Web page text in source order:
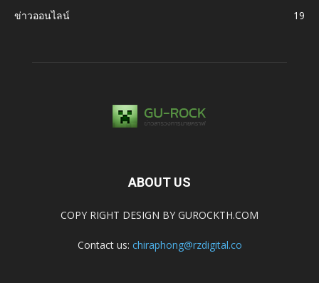
ข่าวออนไลน์
19
ABOUT US
COPY RIGHT DESIGN BY GUROCKTH.COM
Contact us: chiraphong@rzdigital.co